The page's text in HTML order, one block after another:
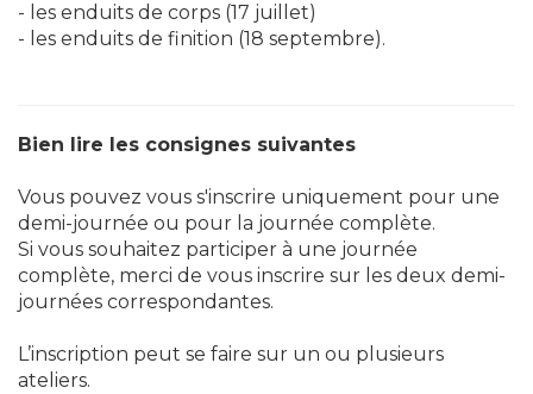
- les enduits de corps (17 juillet)
- les enduits de finition (18 septembre).
Bien lire les consignes suivantes
Vous pouvez vous s'inscrire uniquement pour une
demi-journée ou pour la journée complète.
Si vous souhaitez participer à une journée
complète, merci de vous inscrire sur les deux demi-
journées correspondantes.
L’inscription peut se faire sur un ou plusieurs
ateliers.